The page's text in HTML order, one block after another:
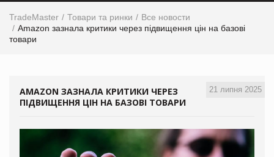
TradeMaster Товари та ринки
Все новости
Amazon зазнала критики через підвищення цін на базові
товари
21 липня 2025
AMAZON ЗАЗНАЛА КРИТИКИ ЧЕРЕЗ
ПІДВИЩЕННЯ ЦІН НА БАЗОВІ ТОВАРИ